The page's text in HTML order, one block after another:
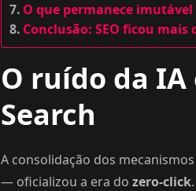
O que permanece imutável
Conclusão: SEO ficou
O ruído da IA
Search
A consolidação dos
— oficializou a era do zero-click.